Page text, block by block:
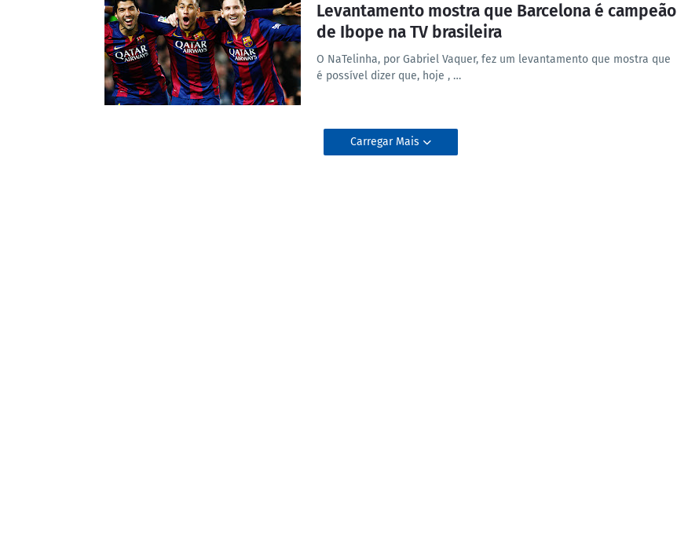
Levantamento mostra que Barcelona é campeão
de Ibope na TV brasileira
O NaTelinha, por Gabriel Vaquer, fez um levantamento que mostra que
é possível dizer que, hoje , …
Carregar Mais